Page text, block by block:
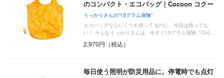
のコンパクト・エコバッグ｜Cocoon コクー
ン
うっかりさんの“15グラム保険”
エコバッグならいくつも持ってるのに、今日は持ってな
い！ そんなうっかりさんは、今すぐ15グラム保険『Coc…
2,970円（税込）
毎日使う照明が防災用品に。停電時でも点灯